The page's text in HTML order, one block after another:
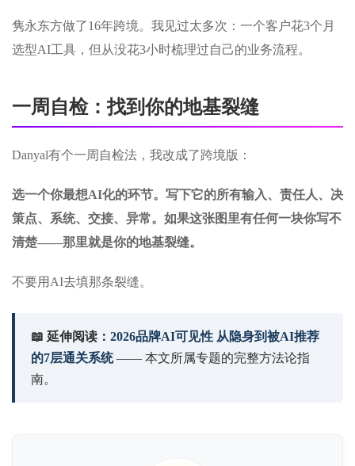
隽永东方做了16年跨境。我见过太多次：一个客户花3个月
选型AI工具，但从没花3小时梳理过自己的业务流程。
一周自检：找到你的地基裂缝
Danyal有个一周自检法，我改成了跨境版：
选一个你最想AI化的环节。写下它的所有输入、责任人、决
策点、系统、交接、异常。如果这张图里有任何一块你写不
清楚——那里就是你的地基裂缝。
不要用AI去填那条裂缝。
📖 延伸阅读： 2026品牌AI可见性 从隐身到被AI推荐
的7层通关系统—— 本文所属专题的完整方法论指
南。